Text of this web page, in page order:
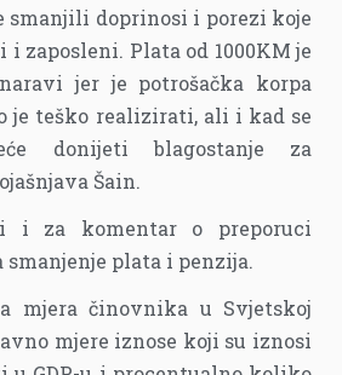
smanjili doprinosi i porezi koje
i zaposleni. Plata od 1000KM je
jer je potrošačka korpa
je teško realizirati, ali i kad se
donijeti blagostanje za
Šain.
i za komentar o preporuci
smanjenje plata i penzija.
mjera činovnika u Svjetskoj
mjere iznose koji su iznosi